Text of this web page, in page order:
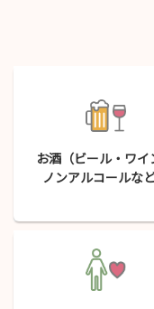
お酒（ビール・ ワイ
ノンアルコールなど